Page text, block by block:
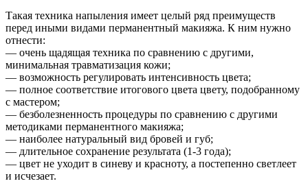
Такая техника напыления имеет целый ряд преимуществ
перед иными видами перманентный макияжа. К ним нужно
отнести:
— очень щадящая техника по сравнению с другими,
минимальная травматизация кожи;
— возможность регулировать интенсивность цвета;
— полное соответствие итогового цвета цвету, подобранному
с мастером;
— безболезненность процедуры по сравнению с другими
методиками перманентного макияжа;
— наиболее натуральный вид бровей и губ;
— длительное сохранение результата (1-3 года);
— цвет не уходит в синеву и красноту, а постепенно светлеет
и исчезает.